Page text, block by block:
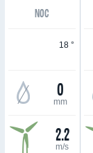
NOC
18 °
0
mm
2.2
m/s